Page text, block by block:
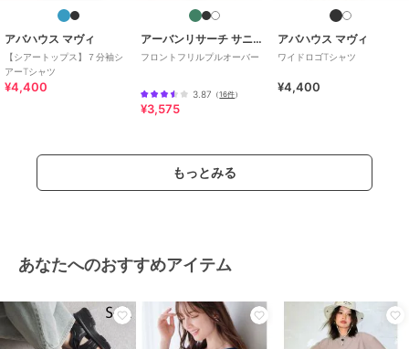
アバハウス マヴィ
【シアートップス】７分袖シ
アーTシャツ
¥4,400
アーバンリサーチ サニーレーベル
フロントフリルプルオーバー
3.87 （16件）
¥3,575
アバハウス マヴィ
ワイドロゴTシャツ
¥4,400
もっとみる
あなたへのおすすめアイテム